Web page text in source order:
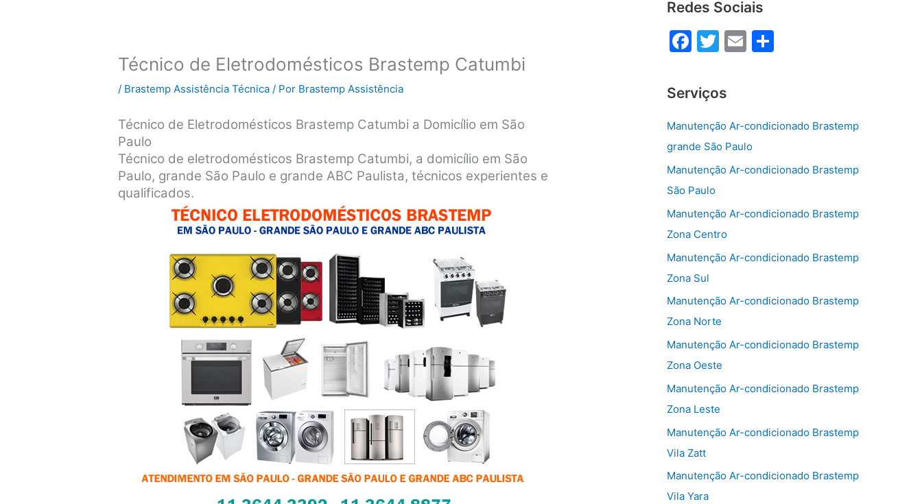
Técnico de Eletrodomésticos Brastemp Catumbi
/ Brastemp Assistência Técnica / Por Brastemp Assistência
Técnico de Eletrodomésticos Brastemp Catumbi a Domicílio em São
Paulo
Técnico de eletrodomésticos Brastemp Catumbi, a domicílio em São
Paulo, grande São Paulo e grande ABC Paulista, técnicos experientes e
qualificados.
Redes Sociais
F
c
e
b
o
o
k
T
itt
er
E
Serviços
Manutenção Ar-condicionado Brastemp
grande São Paulo
Manutenção Ar-condicionado Brastemp
São Paulo
Manutenção Ar-condicionado Brastemp
Zona Centro
Manutenção Ar-condicionado Brastemp
Zona Sul
Manutenção Ar-condicionado Brastemp
Zona Norte
Manutenção Ar-condicionado Brastemp
Zona Oeste
Manutenção Ar-condicionado Brastemp
Zona Leste
Manutenção Ar-condicionado Brastemp
Vila Zatt
Manutenção Ar-condicionado Brastemp
Vila Yara